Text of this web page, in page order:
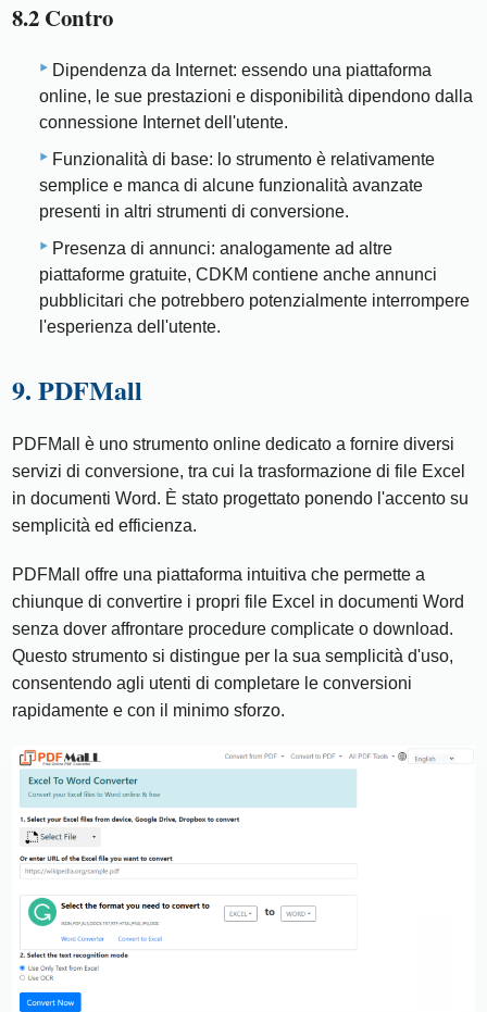
8.2 Contro
Dipendenza da Internet: essendo una piattaforma
online, le sue prestazioni e disponibilità dipendono dalla
connessione Internet dell'utente.
Funzionalità di base: lo strumento è relativamente
semplice e manca di alcune funzionalità avanzate
presenti in altri strumenti di conversione.
Presenza di annunci: analogamente ad altre
piattaforme gratuite, CDKM contiene anche annunci
pubblicitari che potrebbero potenzialmente interrompere
l'esperienza dell'utente.
9. PDFMall
PDFMall è uno strumento online dedicato a fornire diversi
servizi di conversione, tra cui la trasformazione di file Excel
in documenti Word. È stato progettato ponendo l'accento su
semplicità ed efficienza.
PDFMall offre una piattaforma intuitiva che permette a
chiunque di convertire i propri file Excel in documenti Word
senza dover affrontare procedure complicate o download.
Questo strumento si distingue per la sua semplicità d'uso,
consentendo agli utenti di completare le conversioni
rapidamente e con il minimo sforzo.